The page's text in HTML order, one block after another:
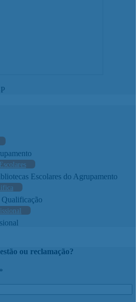
Escolares do Agrupamento
Qualificação
ou reclamação?